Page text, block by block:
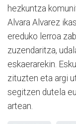
hezkuntza
Alvara Alvarez
ereduko lerroa
zuzendaritza,
eskaerarekin.
zituzten eta argi
segitzen dutela
artean.